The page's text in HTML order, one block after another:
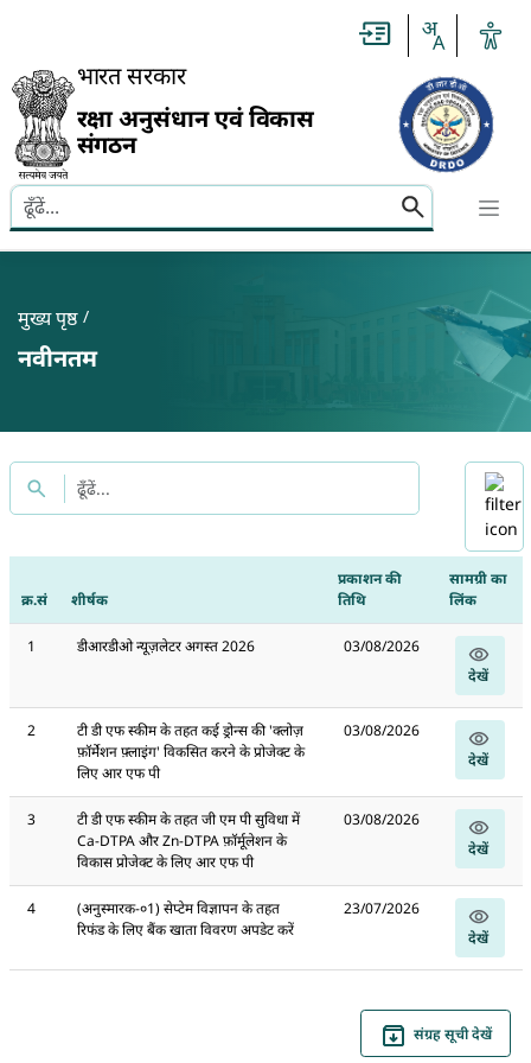
भारत सरकार
रक्षा अनुसंधान एवं विकास
संगठन
Search here
Breadcrumb
मुख्य पृष्ठ
नवीनतम
Title
क्र.सं शीर्षक
प्रकाशन की
तिथि
सामग्री का
लिंक
1 डीआरडीओ न्यूज़लेटर अगस्त 2026
03/08/2026
देखें
2
टी डी एफ स्कीम के तहत कई ड्रोन्स की 'क्लोज़
फ़ॉर्मेशन फ़्लाइंग' विकसित करने के प्रोजेक्ट के
लिए आर एफ पी
03/08/2026
देखें
3
टी डी एफ स्कीम के तहत जी एम पी सुविधा में
Ca-DTPA और Zn-DTPA फ़ॉर्मूलेशन के
विकास प्रोजेक्ट के लिए आर एफ पी
03/08/2026
देखें
4
(अनुस्मारक-०1) सेप्टेम विज्ञापन के तहत
रिफंड के लिए बैंक खाता विवरण अपडेट करें
23/07/2026
देखें
संग्रह सूची देखें
Untitled
Slide